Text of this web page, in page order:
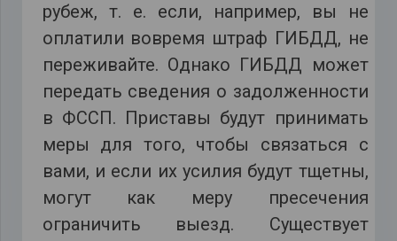
рубеж, т. е. если, например, вы не
оплатили вовремя штраф ГИБДД, не
переживайте. Однако ГИБДД может
передать сведения о задолженности
в ФССП. Приставы будут принимать
меры для того, чтобы связаться с
вами, и если их усилия будут тщетны,
могут как меру пресечения
ограничить выезд. Существует